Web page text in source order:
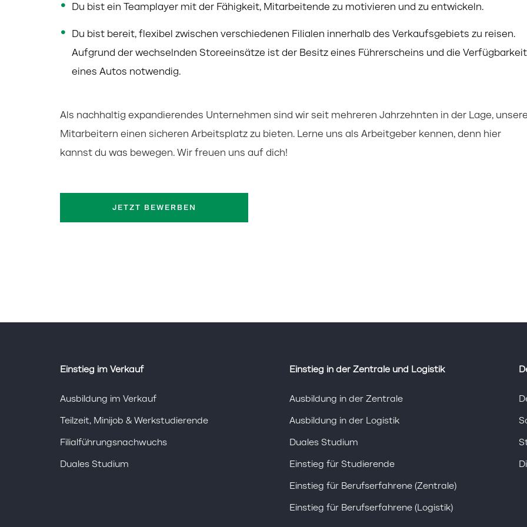
Du bist ein Teamplayer mit der Fähigkeit, Mitarbeitende zu motivieren und zu entwickeln.
Du bist bereit, flexibel zwischen verschiedenen Filialen innerhalb des Verkaufsgebiets zu reisen.
Aufgrund der wechselnden Storeeinsätze ist der Besitz eines Führerscheins und die Verfügbarkeit
eines Autos notwendig.
Als nachhaltig expandierendes Unternehmen sind wir seit mehreren Jahrzehnten in der Lage,
Mitarbeitern einen sicheren Arbeitsplatz zu bieten. Lerne uns als Arbeitgeber kennen, denn hier
kannst du was bewegen. Wir freuen uns auf dich!
JETZT BEWERBEN
Einstieg im Verkauf
Ausbildung im Verkauf
Teilzeit, Minijob & Werkstudierende
Filialführungsnachwuchs
Duales Studium
Einstieg in der Zentrale und Logistik
Ausbildung in der Zentrale
Ausbildung in der Logistik
Duales Studium
Einstieg für Studierende
Einstieg für Berufserfahrene (Zentrale)
Einstieg für Berufserfahrene (Logistik)